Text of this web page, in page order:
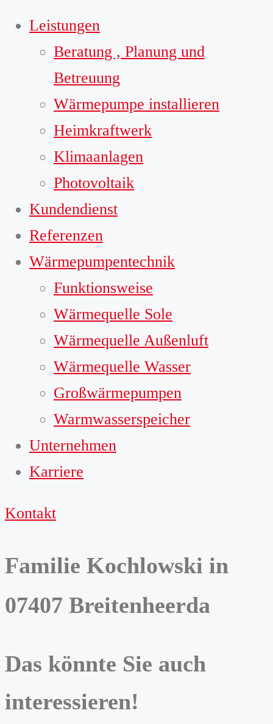
Leistungen
Beratung , Planung und
Betreuung
Wärmepumpe installieren
Heimkraftwerk
Klimaanlagen
Photovoltaik
Kundendienst
Referenzen
Wärmepumpentechnik
Funktionsweise
Wärmequelle Sole
Wärmequelle Außenluft
Wärmequelle Wasser
Großwärmepumpen
Warmwasserspeicher
Unternehmen
Karriere
Kontakt
Familie Kochlowski in
07407 Breitenheerda
Das könnte Sie auch
interessieren!